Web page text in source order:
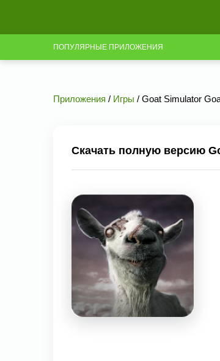
ПОПУЛЯРНЫЕ ПРИЛОЖЕНИЯ
Приложения / Игры / Goat Simulator
Скачать полную версию